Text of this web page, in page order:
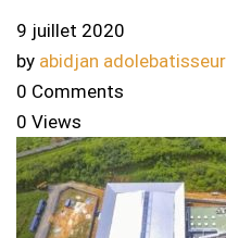
9 juillet 2020
by abidjan adolebatisseur
0 Comments
0 Views